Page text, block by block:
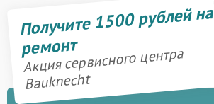
Получите 1500 рублей на
ремонт
Акция сервисного центра
Bauknecht